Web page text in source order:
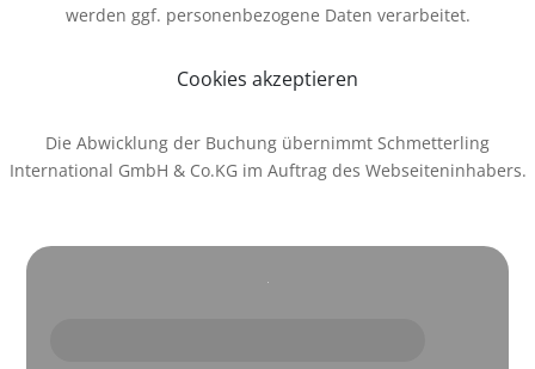
werden ggf. personenbezogene Daten verarbeitet.
Cookies akzeptieren
Die Abwicklung der Buchung übernimmt Schmetterling
International GmbH & Co.KG im Auftrag des Webseiteninhabers.